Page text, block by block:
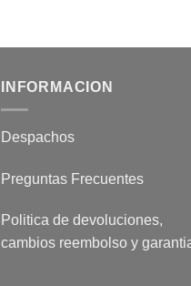
INFORMACION
Despachos
Preguntas Frecuentes
Politica de devoluciones,
cambios reembolso y